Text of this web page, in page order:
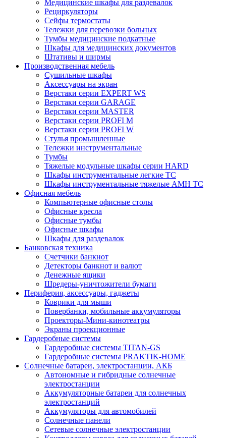
Медицинские шкафы для раздевалок
Рециркуляторы
Сейфы термостаты
Тележки для перевозки больных
Тумбы медицинские подкатные
Шкафы для медицинских документов
Штативы и ширмы
Производственная мебель
Cушильные шкафы
Аксессуары на экран
Верстаки серии EXPERT WS
Верстаки серии GARAGE
Верстаки серии MASTER
Верстаки серии PROFI M
Верстаки серии PROFI W
Стулья промышленные
Тележки инструментальные
Тумбы
Тяжелые модульные шкафы серии HARD
Шкафы инструментальные легкие ТС
Шкафы инструментальные тяжелые AMH TC
Офисная мебель
Компьютерные офисные столы
Офисные кресла
Офисные тумбы
Офисные шкафы
Шкафы для раздевалок
Банковская техника
Счетчики банкнот
Детекторы банкнот и валют
Денежные ящики
Шредеры-уничтожители бумаги
Периферия, аксессуары, гаджеты
Коврики для мыши
Повербанки, мобильные аккумуляторы
Проекторы-Мини-кинотеатры
Экраны проекционные
Гардеробные системы
Гардеробные системы TITAN-GS
Гардеробные системы PRAKTIK-HOME
Солнечные батареи, электростанции, АКБ
Автономные и гибридные солнечные
электростанции
Аккумуляторные батареи для солнечных
электростанций
Аккумуляторы для автомобилей
Солнечные панели
Сетевые солнечные электростанции